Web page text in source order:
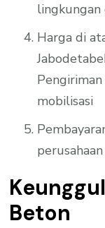
lingkungan
Harga di
mobilisasi
perusahaan
Beton